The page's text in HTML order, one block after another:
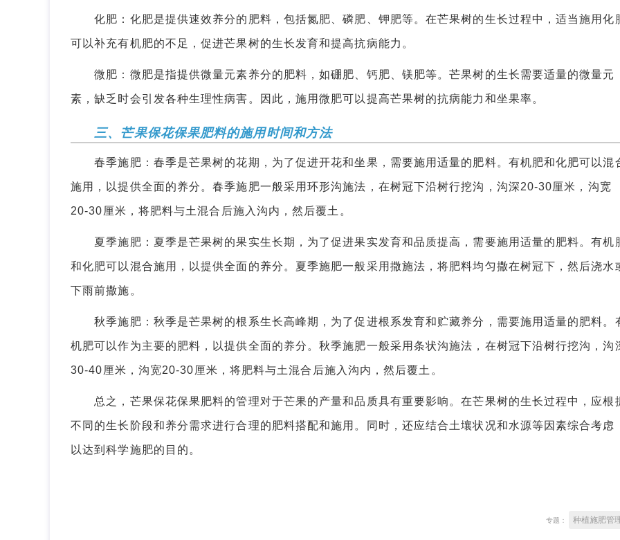
化肥：化肥是提供速效养分的肥料，包括氮肥、磷肥、钾肥等。在芒果树的生长过程中，适当施用化
可以补充有机肥的不足，促进芒果树的生长发育和提高抗病能力。
微肥：微肥是指提供微量元素养分的肥料，如硼肥、钙肥、镁肥等。芒果树的生长需要适量的微量元
素，缺乏时会引发各种生理性病害。因此，施用微肥可以提高芒果树的抗病能力和坐果率。
三、芒果保花保果肥料的施用时间和方法
春季施肥：春季是芒果树的花期，为了促进开花和坐果，需要施用适量的肥料。有机肥和化肥可以混
施用，以提供全面的养分。春季施肥一般采用环形沟施法，在树冠下沿树行挖沟，沟深20-30厘米，沟宽
20-30厘米，将肥料与土混合后施入沟内，然后覆土。
夏季施肥：夏季是芒果树的果实生长期，为了促进果实发育和品质提高，需要施用适量的肥料。有机
和化肥可以混合施用，以提供全面的养分。夏季施肥一般采用撒施法，将肥料均匀撒在树冠下，然后浇水
下雨前撒施。
秋季施肥：秋季是芒果树的根系生长高峰期，为了促进根系发育和贮藏养分，需要施用适量的肥料。
机肥可以作为主要的肥料，以提供全面的养分。秋季施肥一般采用条状沟施法，在树冠下沿树行挖沟，沟
30-40厘米，沟宽20-30厘米，将肥料与土混合后施入沟内，然后覆土。
总之，芒果保花保果肥料的管理对于芒果的产量和品质具有重要影响。在芒果树的生长过程中，应根
不同的生长阶段和养分需求进行合理的肥料搭配和施用。同时，还应结合土壤状况和水源等因素综合考虑
以达到科学施肥的目的。
专题： 种植施肥管